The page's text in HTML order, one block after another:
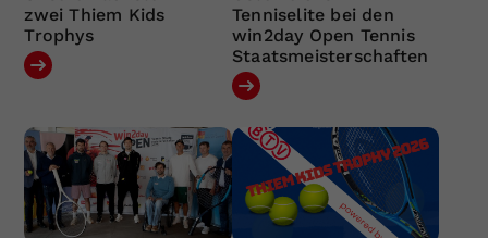
zwei Thiem Kids
Trophys
Tenniselite bei den
win2day Open Tennis
Staatsmeisterschaften